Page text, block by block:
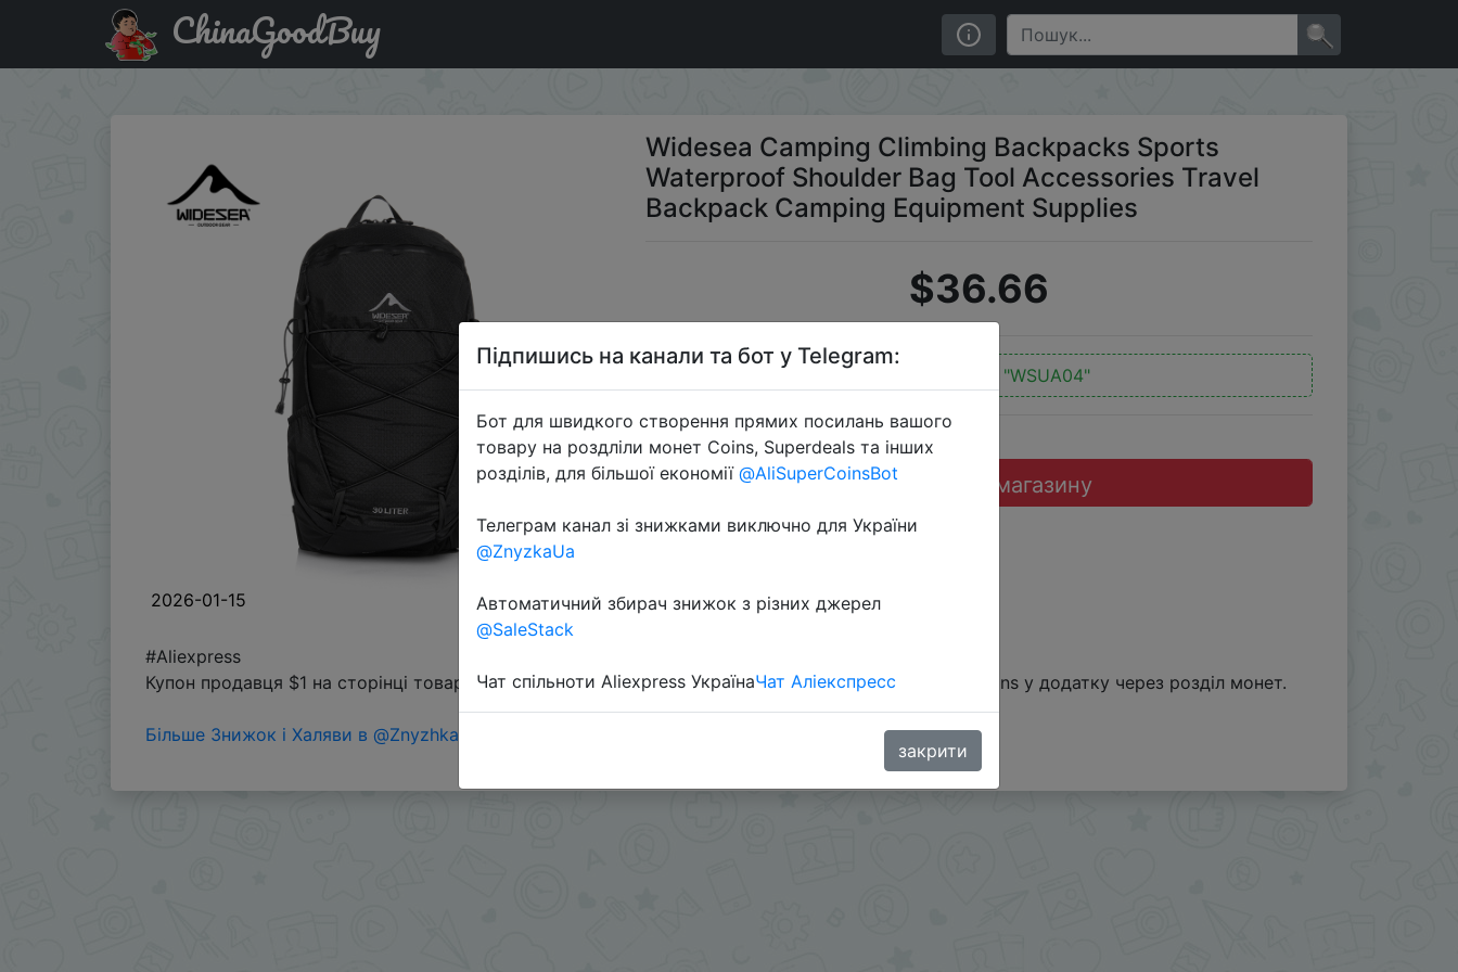
Код на знижку WSUA04 Widesea Camping Climbing Backpacks Sports Waterproof Shoulder Bag Tool Accessories Travel Backpack Camping Equipment Supplies
ChinaGoodBuy
2026-01-15
Widesea Camping Climbing Backpacks Sports
Waterproof Shoulder Bag Tool Accessories Travel
Backpack Camping Equipment Supplies
$36.66
"WSUA04"
Перейти до магазину
#Aliexpress
Купон продавця $1 на сторінці товару + промокод WSUA04, AEUAA4 + знижка монетками 347 Coins у додатку через розділ монет.
Більше Знижок і Халяви в @ZnyzhkaUA
Підпишись на канали та бот у Telegram:
Бот для швидкого створення прямих посилань вашого
товару на роздліли монет Coins, Superdeals та інших
розділів, для більшої економії @AliSuperCoinsBot
Телеграм канал зі знижками виключно для України
@ZnyzkaUa
Автоматичний збирач знижок з різних джерел
@SaleStack
Чат спільноти Aliexpress УкраїнаЧат Аліекспресс
закрити